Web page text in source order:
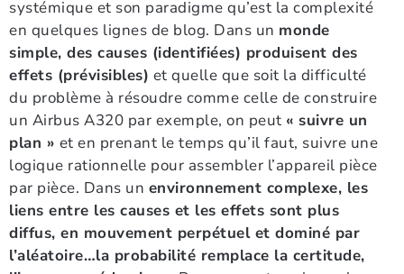
systémique et son paradigme qu’est la complexité
en quelques lignes de blog. Dans un monde
simple, des causes (identifiées) produisent des
effets (prévisibles) et quelle que soit la difficulté
du problème à résoudre comme celle de construire
un Airbus A320 par exemple, on peut « suivre un
plan » et en prenant le temps qu’il faut, suivre une
logique rationnelle pour assembler l’appareil pièce
par pièce. Dans un environnement complexe, les
liens entre les causes et les effets sont plus
diffus, en mouvement perpétuel et dominé par
l’aléatoire…la probabilité remplace la certitude,